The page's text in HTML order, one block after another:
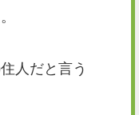
人だと言う